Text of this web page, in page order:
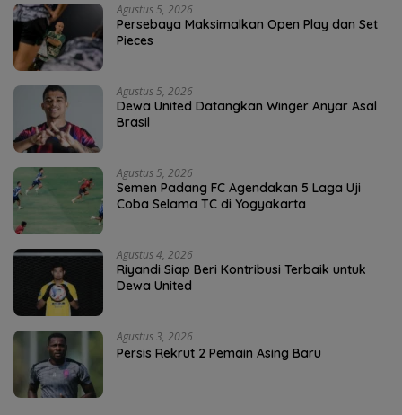
Agustus 5, 2026
Persebaya Maksimalkan Open Play dan Set
Pieces
Agustus 5, 2026
Dewa United Datangkan Winger Anyar Asal
Brasil
Agustus 5, 2026
Semen Padang FC Agendakan 5 Laga Uji
Coba Selama TC di Yogyakarta
Agustus 4, 2026
Riyandi Siap Beri Kontribusi Terbaik untuk
Dewa United
Agustus 3, 2026
Persis Rekrut 2 Pemain Asing Baru